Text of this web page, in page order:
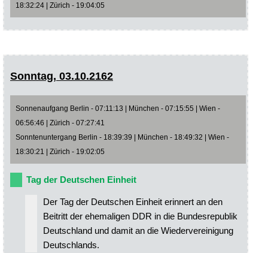
18:32:24 | Zürich - 19:04:05
Sonntag, 03.10.2162
Sonnenaufgang Berlin - 07:11:13 | München - 07:15:55 | Wien -
06:56:46 | Zürich - 07:27:41
Sonntenuntergang Berlin - 18:39:39 | München - 18:49:32 | Wien -
18:30:21 | Zürich - 19:02:05
Tag der Deutschen Einheit
Der Tag der Deutschen Einheit erinnert an den
Beitritt der ehemaligen DDR in die Bundesrepublik
Deutschland und damit an die Wiedervereinigung
Deutschlands.